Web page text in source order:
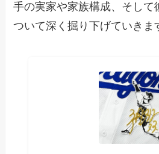
手の実家や家族構成、そして
ついて深く掘り下げていきま